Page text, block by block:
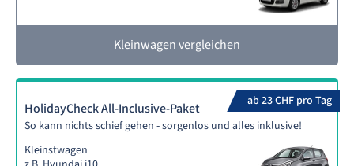
Kleinwagen vergleichen
ab 23 CHF pro Tag
HolidayCheck All-Inclusive-Paket
So kann nichts schief gehen - sorgenlos und alles inklusive!
Kleinstwagen